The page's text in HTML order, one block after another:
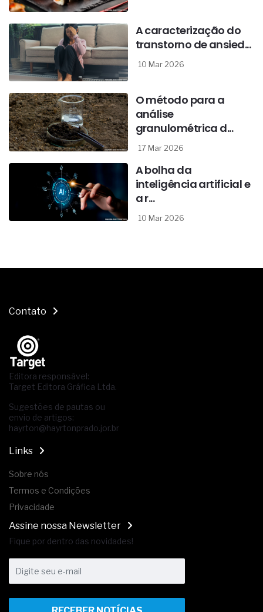
A caracterização do
transtorno de ansied...
10 Mar 2026
O método para a
análise
granulométrica d...
17 Mar 2026
A bolha da
inteligência artificial e
a r...
10 Mar 2026
Contato
Editora responsável:
Target Editora Gráfica Ltda.
Sugestões de pautas ou
envio de artigos:
hayrton@hayrtonprado.jor.br
Links
Sobre nós
Termos e Condições
Privacidade
Assine nossa Newsletter
Fique por dentro das novidades!